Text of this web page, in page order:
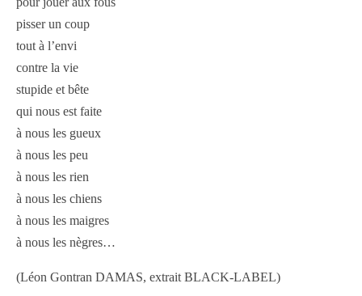
pisser un coup
tout à l’envi
contre la vie
stupide et bête
qui nous est faite
à nous les gueux
à nous les peu
à nous les rien
à nous les chiens
à nous les maigres
à nous les nègres…
(Léon Gontran DAMAS, extrait BLACK-LABEL)